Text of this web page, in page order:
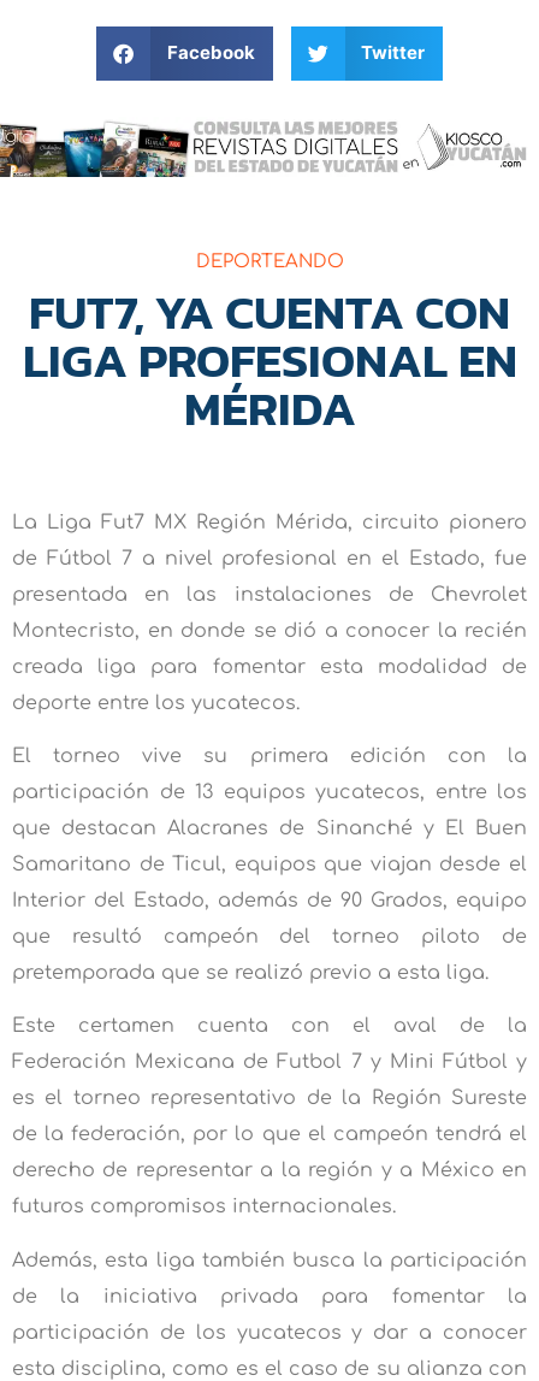
Facebook Twitter
DEPORTEANDO
FUT7, YA CUENTA CON
LIGA PROFESIONAL EN
MÉRIDA
La Liga Fut7 MX Región Mérida, circuito pionero
de Fútbol 7 a nivel profesional en el Estado, fue
presentada en las instalaciones de Chevrolet
Montecristo, en donde se dió a conocer la recién
creada liga para fomentar esta modalidad de
deporte entre los yucatecos.
El torneo vive su primera edición con la
participación de 13 equipos yucatecos, entre los
que destacan Alacranes de Sinanché y El Buen
Samaritano de Ticul, equipos que viajan desde el
Interior del Estado, además de 90 Grados, equipo
que resultó campeón del torneo piloto de
pretemporada que se realizó previo a esta liga.
Este certamen cuenta con el aval de la
Federación Mexicana de Futbol 7 y Mini Fútbol y
es el torneo representativo de la Región Sureste
de la federación, por lo que el campeón tendrá el
derecho de representar a la región y a México en
futuros compromisos internacionales.
Además, esta liga también busca la participación
de la iniciativa privada para fomentar la
participación de los yucatecos y dar a conocer
esta disciplina, como es el caso de su alianza con